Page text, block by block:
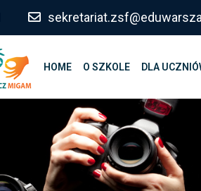
HOME O SZKOLE DLA